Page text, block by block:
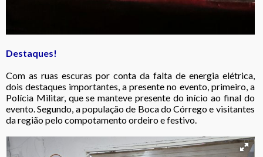
Destaques!
Com as ruas escuras por conta da falta de energia elétrica,
dois destaques importantes, a presente no evento, primeiro, a
Polícia Militar, que se manteve presente do início ao final do
evento. Segundo, a população de Boca do Córrego e visitantes
da região pelo compotamento ordeiro e festivo.